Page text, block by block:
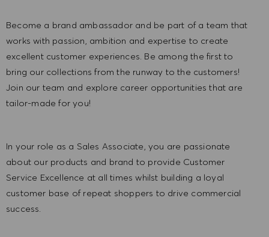
Become a brand ambassador and be part of a team that
works with passion, ambition and expertise to create
excellent customer experiences. Be among the first to
bring our collections from the runway to the customers!
Join our team and explore career opportunities that are
tailor-made for you!
In your role as a Sales Associate, you are passionate
about our products and brand to provide Customer
Service Excellence at all times whilst building a loyal
customer base of repeat shoppers to drive commercial
success.